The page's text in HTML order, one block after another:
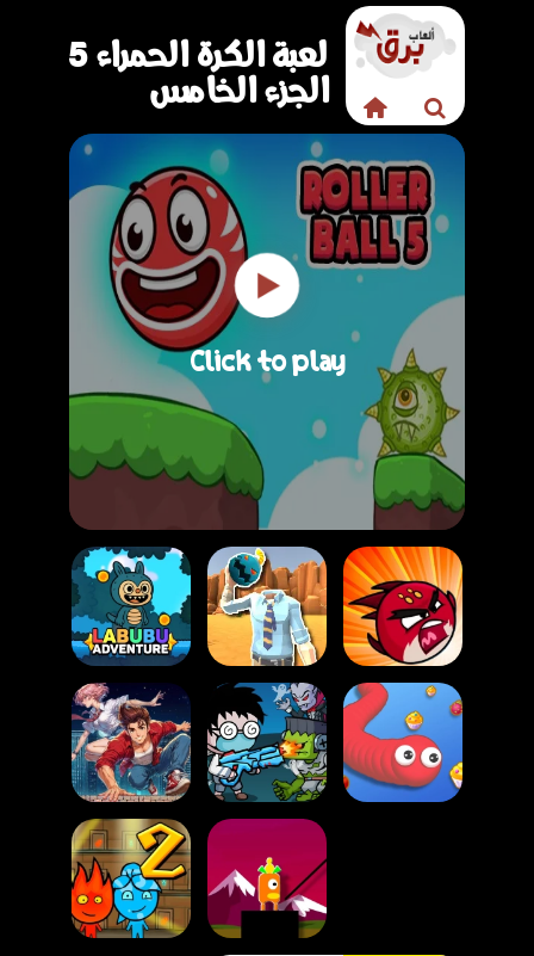
لعبة الكرة الحمراء 5
الجزء الخامس
Click to play
لعبة مغامرات لابوبو رأس الجاد 2
لعبة الأبطال
الغاضبون
لعبة باركور القاتل
لعبة زومبي مونستر
سرفايفرز